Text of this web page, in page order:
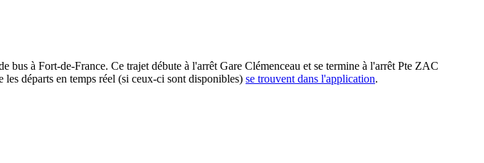
à Fort-de-France. Ce trajet débute à l'arrêt Gare Clémenceau et se termine à l'arrêt Pte ZAC
départs en temps réel (si ceux-ci sont disponibles) se trouvent dans l'application.